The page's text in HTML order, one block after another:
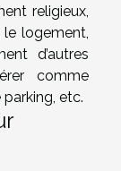
religieux,
le logement,
d’autres
comme
etc.